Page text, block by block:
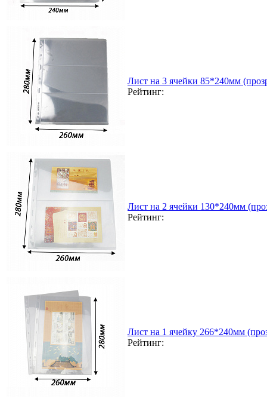
Лист на 3 ячейки 85*240мм
Рейтинг:
Лист на 2 ячейки 130*240мм
Рейтинг:
Лист на 1 ячейку 266*240мм
Рейтинг: